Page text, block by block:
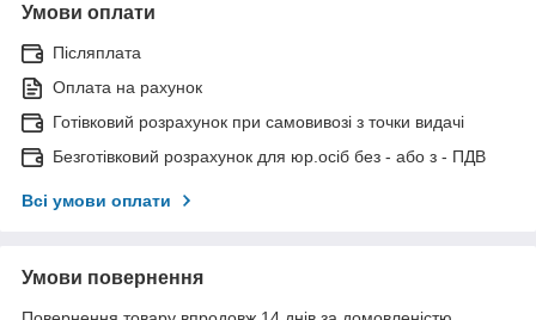
Умови оплати
Післяплата
Оплата на рахунок
Готівковий розрахунок при самовивозі з точки видачі
Безготівковий розрахунок для юр.осіб без - або з - ПДВ
Всі умови оплати
Умови повернення